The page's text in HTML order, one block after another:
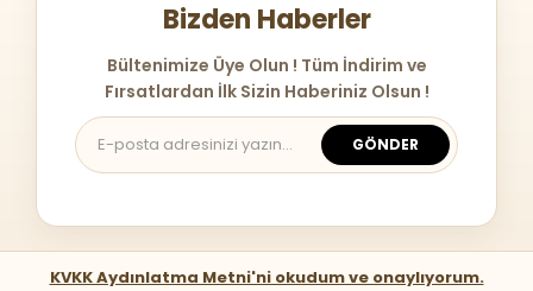
Bizden Haberler
Bültenimize Üye Olun ! Tüm İndirim ve
Fırsatlardan İlk Sizin Haberiniz Olsun !
GÖNDER
KVKK Aydınlatma Metni'ni okudum ve onaylıyorum.